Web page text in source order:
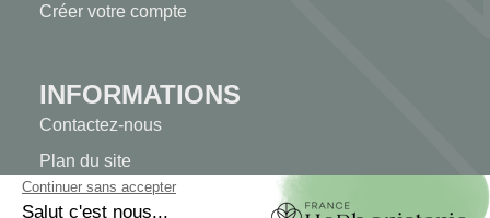
Créer votre compte
INFORMATIONS
Contactez-nous
Plan du site
Notre herboristerie